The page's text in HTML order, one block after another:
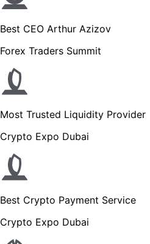
Best CEO Arthur Azizov
Forex Traders Summit
Most Trusted Liquidity Provider
Crypto Expo Dubai
Best Crypto Payment Service
Crypto Expo Dubai